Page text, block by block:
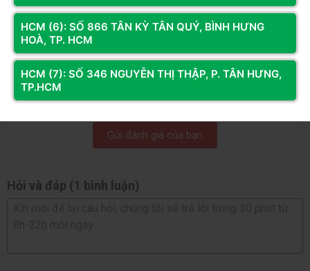
4 sao
3 sao
2 sao
1 sao
Bạn đã dùng sản phẩm này?
Gửi đánh giá của bạn
Hỏi và đáp (1 bình luận)
HCM (6): SỐ 866 TÂN KỲ TÂN QUÝ, BÌNH HƯNG
HOÀ, TP. HCM
HCM (7): SỐ 346 NGUYỄN THỊ THẬP, P. TÂN HƯNG,
TP.HCM